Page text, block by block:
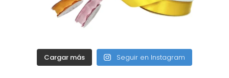
Cargar más Seguir en Instagram